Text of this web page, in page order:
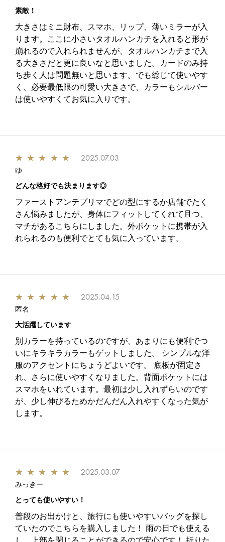
素敵！
大きさはミニ財布、スマホ、リップ、薄いミラーが入
ります。ここに小さいタオルハンカチを入れると形が
崩れるので入れられませんが、タオルハンカチまで入
る大きさだと更に良いなと思いました。カードのみ持
ち歩く人は問題無いと思います。でも総じて使いやす
く、必要最低限の可愛い大きさで、カラーもシルバー
は使いやすくてお気に入りです。
★ ★ ★ ★ ★ 2025.07.03
ゆ
どんな格好でも決まります◎
ファーストアンテプリマでどの型にするか店舗でたく
さん悩みましたが、身体にフィットしてくれて且つ、
マチがあるこちらにしました。外ポケットに携帯が入
れられるのも便利でとても気に入っています。
★ ★ ★ ★ ★ 2025.04.15
匿名
大活躍しています
別カラーを持っているのですが、あまりにも便利でつ
いにキラキラカラーもゲットしました。 シンプルな洋
服のアクセントにちょうどよいです。 底板が固定さ
れ、さらに使いやすくなりました。背面ポケットには
スマホをいれています。最初は少し入れずらいのです
が、少し伸びるためかだんだん入れやすくなった気が
します。
★ ★ ★ ★ ★ 2025.03.07
みっきー
とっても使いやすい！
普段のお出かけと、旅行にも使いやすいバッグを探し
ていたのでこちらを購入しました！ 雨の日でも使える